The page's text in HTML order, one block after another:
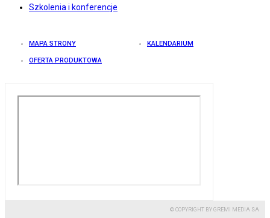
Szkolenia i konferencje
MAPA STRONY KALENDARIUM
OFERTA PRODUKTOWA
© COPYRIGHT BY GREMI MEDIA SA